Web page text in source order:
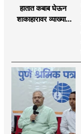
हातात कबाब घेऊन
शाकाहारावर व्याख्यान